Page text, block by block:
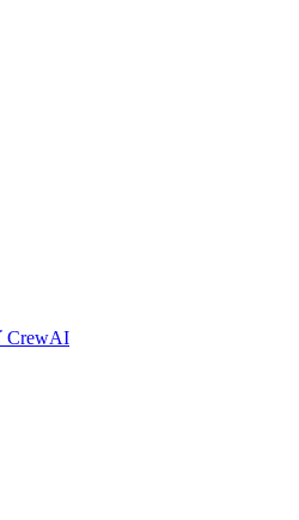
خوادم MCP كأدوات في CrewAI